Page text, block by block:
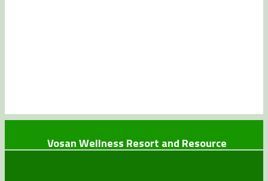
Vosan Wellness Resort and Resource
+234 (0)7064017777